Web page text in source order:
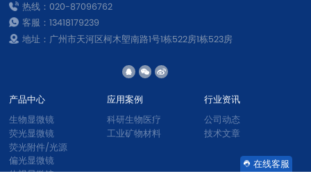
热线：020-87096762
客服：13418179239
地址：广州市天河区柯木塱南路1号1栋522房1栋523房
产品中心
生物显微镜
荧光显微镜
荧光附件/光源
偏光显微镜
体视显微镜
应用案例
科研生物医疗
工业矿物材料
行业资讯
公司动态
技术文章
在线客服